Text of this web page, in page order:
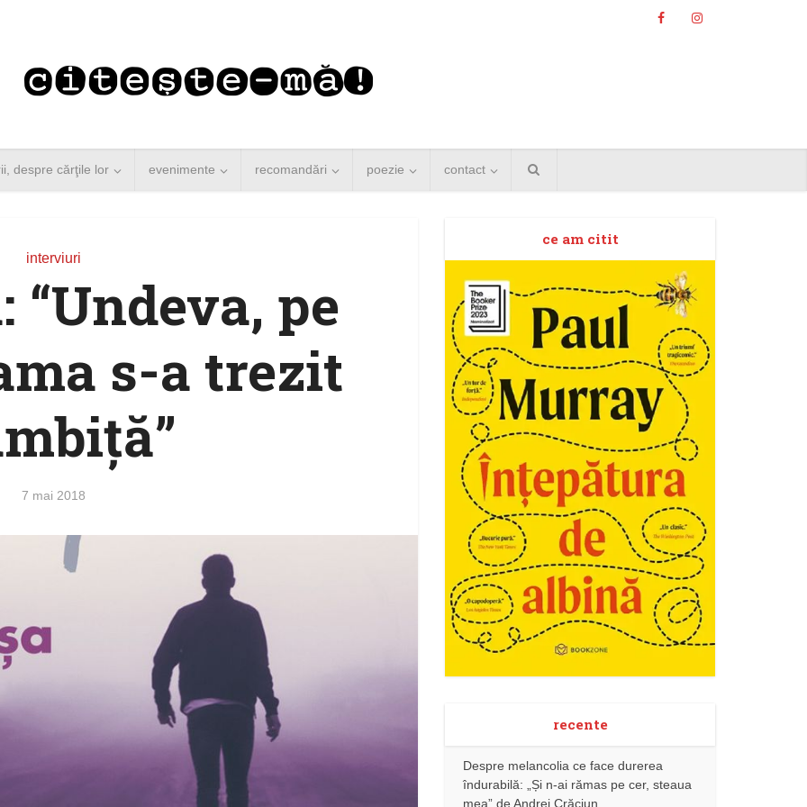
despre cărţile lor evenimente recomandări poezie contact
interviuri
“Undeva, pe
s-a trezit
7 mai 2018
ce am citit
recente
Despre melancolia ce face durerea
îndurabilă: „Și n-ai rămas pe cer, steaua
mea” de Andrei Crăciun